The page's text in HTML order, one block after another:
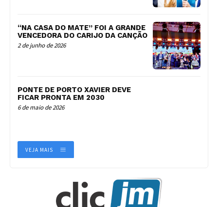
“NA CASA DO MATE” FOI A GRANDE
VENCEDORA DO CARIJO DA CANÇÃO
2 de junho de 2026
PONTE DE PORTO XAVIER DEVE
FICAR PRONTA EM 2030
6 de maio de 2026
VEJA MAIS